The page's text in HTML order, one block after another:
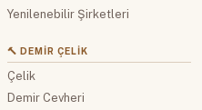
Yenilenebilir Şirketleri
🔨 DEMIR ÇELIK
Çelik
Demir Cevheri